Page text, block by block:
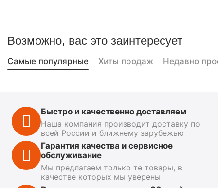
Возможно, вас это заинтересует
Самые популярные Хиты продаж Недавно
Быстро и качественно доставляем
Наша компания производит доставку по
всей России и ближнему зарубежью
Гарантия качества и сервисное
обслуживание
Мы предлагаем только те товары, в
качестве которых мы уверены